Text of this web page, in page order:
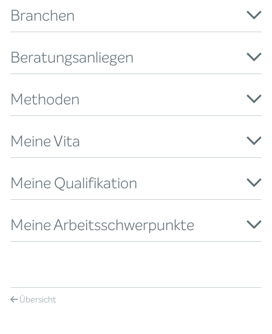
Branchen
Beratungsanliegen
Methoden
Meine Vita
Meine Qualifikation
Meine Arbeitsschwerpunkte
Übersicht